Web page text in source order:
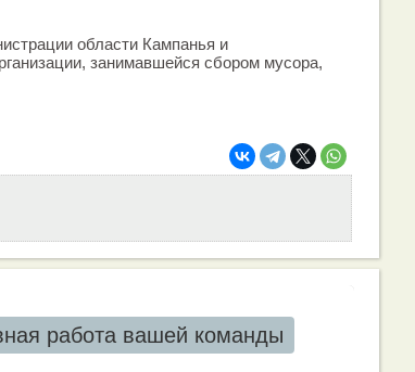
области Кампанья и
занимавшейся сбором мусора,
работа вашей команды